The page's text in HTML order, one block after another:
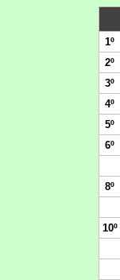
1º
2º
3º
4º
5º
6º
8º
10º